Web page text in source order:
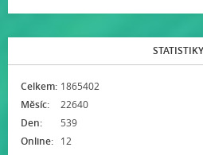
STATISTIKY
Online: 12
Celkem: 1865402
Měsíc:
22640
Den:
539